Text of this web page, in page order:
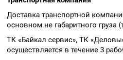
Доставка транспортной
основном не габаритного груза
ТК «Байкал сервис», ТК
осуществляется в течение 3